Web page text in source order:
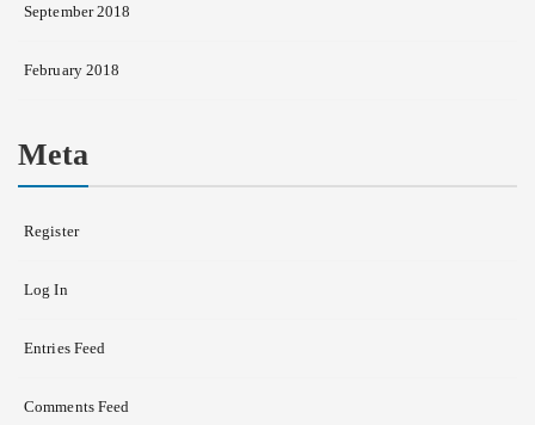
September 2018
February 2018
Meta
Register
Log In
Entries Feed
Comments Feed